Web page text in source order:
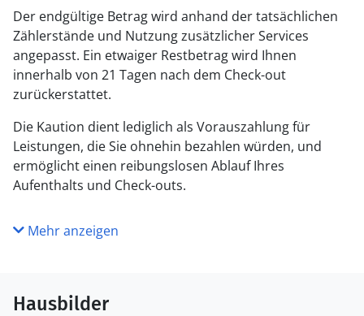
Der endgültige Betrag wird anhand der tatsächlichen
Zählerstände und Nutzung zusätzlicher Services
angepasst. Ein etwaiger Restbetrag wird Ihnen
innerhalb von 21 Tagen nach dem Check-out
zurückerstattet.
Die Kaution dient lediglich als Vorauszahlung für
Leistungen, die Sie ohnehin bezahlen würden, und
ermöglicht einen reibungslosen Ablauf Ihres
Aufenthalts und Check-outs.
Mehr anzeigen
Hausbilder